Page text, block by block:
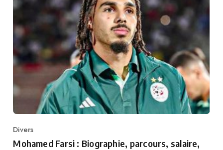
Category
Divers
Mohamed Farsi : Biographie, parcours, salaire,